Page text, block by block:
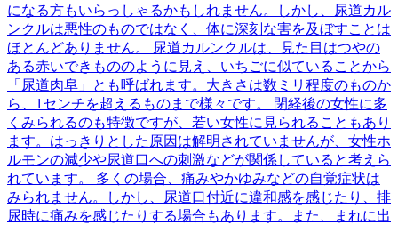
になる方もいらっしゃるかもしれません。しかし、尿道カル
ンクルは悪性のものではなく、体に深刻な害を及ぼすことは
ほとんどありません。 尿道カルンクルは、見た目はつやの
ある赤いできもののように見え、いちごに似ていることから
「尿道肉阜」とも呼ばれます。大きさは数ミリ程度のものか
ら、1センチを超えるものまで様々です。 閉経後の女性に多
くみられるのも特徴ですが、若い女性に見られることもあり
ます。はっきりとした原因は解明されていませんが、女性ホ
ルモンの減少や尿道口への刺激などが関係していると考えら
れています。 多くの場合、痛みやかゆみなどの自覚症状は
みられません。しかし、尿道口付近に違和感を感じたり、排
尿時に痛みを感じたりする場合もあります。また、まれに出